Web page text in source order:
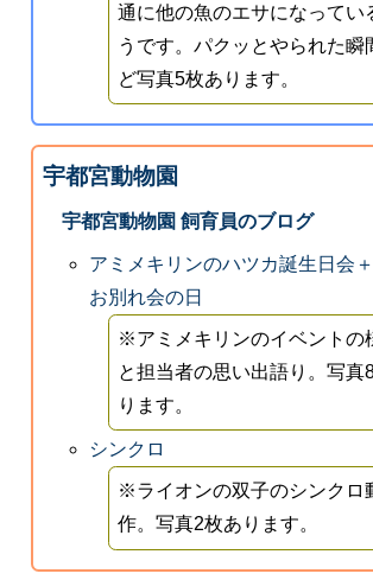
通に他の魚のエサになってい
うです。パクッとやられた瞬
ど写真5枚あります。
宇都宮動物園
宇都宮動物園 飼育員のブログ
アミメキリンのハツカ誕生日会
お別れ会の日
※アミメキリンのイベントの
と担当者の思い出語り。写真
ります。
シンクロ
※ライオンの双子のシンクロ
作。写真2枚あります。